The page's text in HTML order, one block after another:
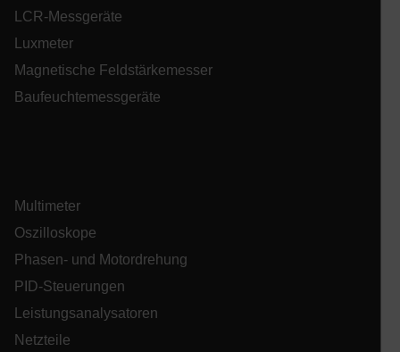
LCR-Messgeräte
Luxmeter
Magnetische Feldstärkemesser
Baufeuchtemessgeräte
Multimeter
Oszilloskope
Phasen- und Motordrehung
PID-Steuerungen
Leistungsanalysatoren
Netzteile
E3SessionID